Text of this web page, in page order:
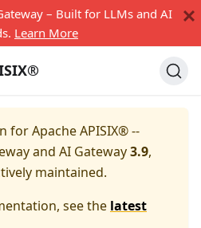
– Built for LLMs and AI
Learn More
forApache APISIX® --
and AI Gateway3.9,
maintained.
see the latest